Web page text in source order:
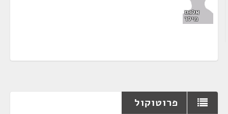
אלכס
מילר
פרוטוקול